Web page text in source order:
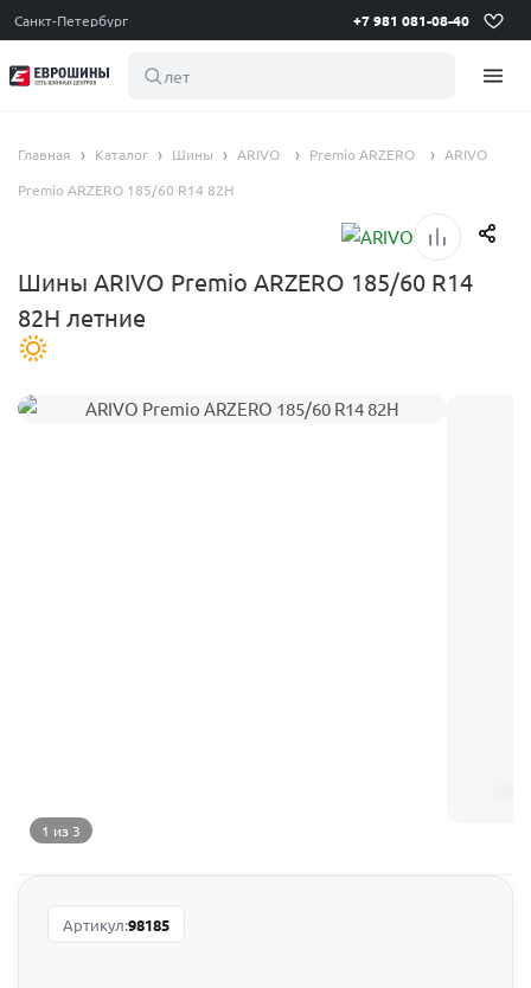
Санкт-Петербург +7 981 081-08-40
летние ш
Главная Каталог Шины ARIVO Premio ARZERO
ARIVO
Premio ARZERO 185/60 R14 82H
Шины ARIVO Premio ARZERO 185/60 R14
82H летние
1 из 3
Артикул:98185